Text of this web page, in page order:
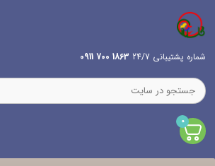
شماره پشتیبانی 24/7 1863 700 0911
0